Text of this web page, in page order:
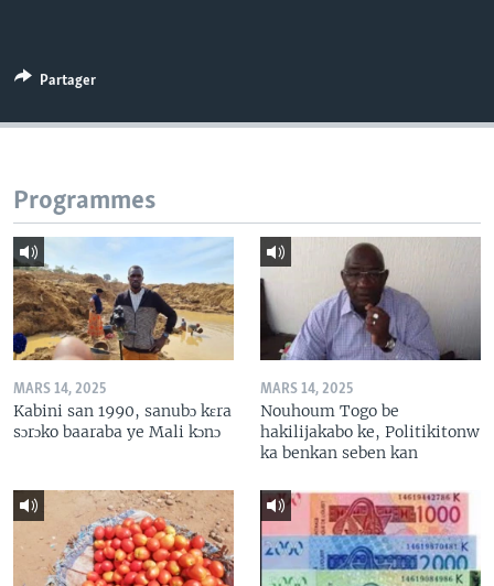
Partager
Programmes
MARS 14, 2025
Kabini san 1990, sanubɔ kɛra
sɔrɔko baaraba ye Mali kɔnɔ
MARS 14, 2025
Nouhoum Togo be
hakilijakabo ke, Politikitonw
ka benkan seben kan